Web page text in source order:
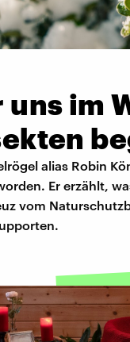
uns im
alias Robin
Er erzählt,
vom